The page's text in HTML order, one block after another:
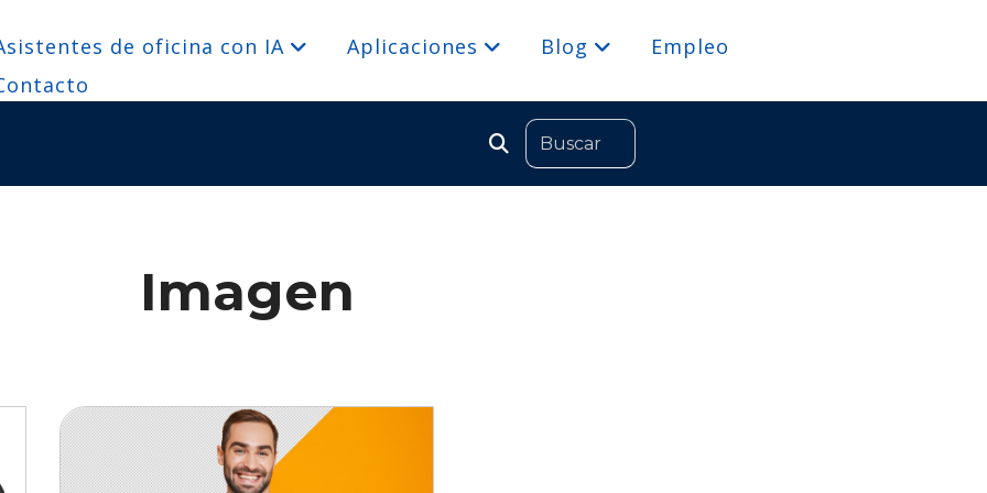
de oficina con IA Aplicaciones Blog
Empleo
Imagen